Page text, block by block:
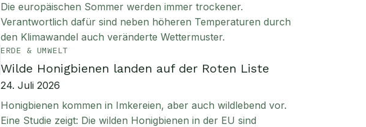
Die europäischen Sommer werden immer trockener.
Verantwortlich dafür sind neben höheren Temperaturen durch
den Klimawandel auch veränderte Wettermuster.
ERDE & UMWELT
Wilde Honigbienen landen auf der Roten Liste
24. Juli 2026
Honigbienen kommen in Imkereien, aber auch wildlebend vor.
Eine Studie zeigt: Die wilden Honigbienen in der EU sind